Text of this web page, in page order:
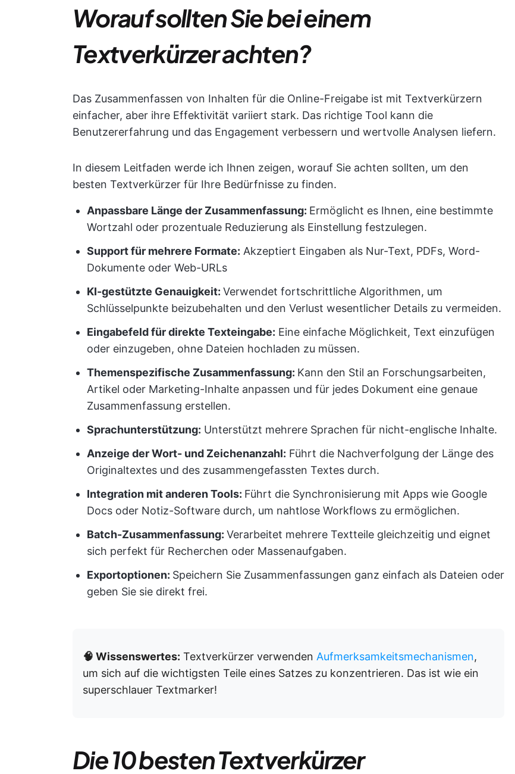
Worauf sollten Sie bei einem
Textverkürzer achten?
Das Zusammenfassen von Inhalten für die Online-Freigabe ist mit Textverkürzern
einfacher, aber ihre Effektivität variiert stark. Das richtige Tool kann die
Benutzererfahrung und das Engagement verbessern und wertvolle Analysen liefern.
In diesem Leitfaden werde ich Ihnen zeigen, worauf Sie achten sollten, um den
besten Textverkürzer für Ihre Bedürfnisse zu finden.
Anpassbare Länge der Zusammenfassung: Ermöglicht es Ihnen, eine bestimmte
Wortzahl oder prozentuale Reduzierung als Einstellung festzulegen.
Support für mehrere Formate: Akzeptiert Eingaben als Nur-Text, PDFs, Word-
Dokumente oder Web-URLs
KI-gestützte Genauigkeit: Verwendet fortschrittliche Algorithmen, um
Schlüsselpunkte beizubehalten und den Verlust wesentlicher Details zu vermeiden.
Eingabefeld für direkte Texteingabe: Eine einfache Möglichkeit, Text einzufügen
oder einzugeben, ohne Dateien hochladen zu müssen.
Themenspezifische Zusammenfassung: Kann den Stil an Forschungsarbeiten,
Artikel oder Marketing-Inhalte anpassen und für jedes Dokument eine genaue
Zusammenfassung erstellen.
Sprachunterstützung: Unterstützt mehrere Sprachen für nicht-englische Inhalte.
Anzeige der Wort- und Zeichenanzahl: Führt die Nachverfolgung der Länge des
Originaltextes und des zusammengefassten Textes durch.
Integration mit anderen Tools: Führt die Synchronisierung mit Apps wie Google
Docs oder Notiz-Software durch, um nahtlose Workflows zu ermöglichen.
Batch-Zusammenfassung: Verarbeitet mehrere Textteile gleichzeitig und eignet
sich perfekt für Recherchen oder Massenaufgaben.
Exportoptionen: Speichern Sie Zusammenfassungen ganz einfach als Dateien oder
geben Sie sie direkt frei.
🧠 Wissenswertes: Textverkürzer verwenden Aufmerksamkeitsmechanismen,
um sich auf die wichtigsten Teile eines Satzes zu konzentrieren. Das ist wie ein
superschlauer Textmarker!
Die 10 besten Textverkürzer